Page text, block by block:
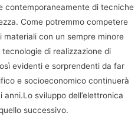
contemporaneamente di tecniche
Come potremmo competere
materiali con un sempre minore
di realizzazione di
evidenti e sorprendenti da far
e socioeconomico continuerà
sviluppo dell’elettronica
successivo.